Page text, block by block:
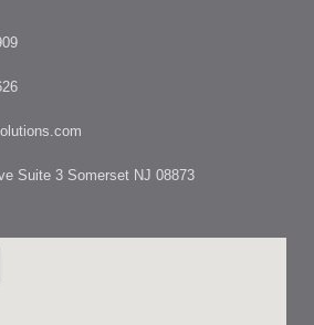
Suite 3 Somerset NJ 08873